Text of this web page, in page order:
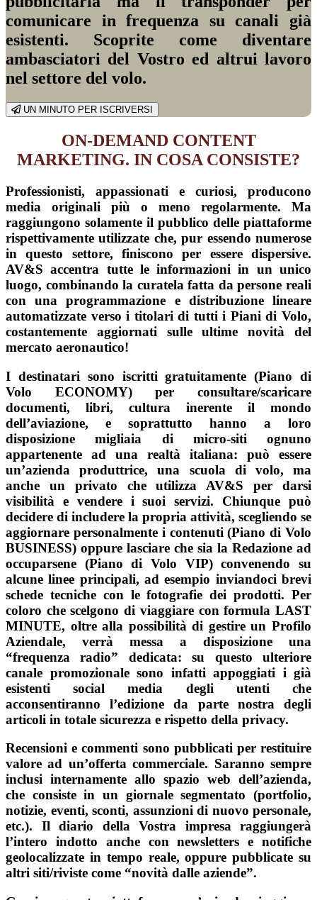
comunicare in frequenza su canali già
esistenti. Scoprite come diventare
ambasciatori del Vostro ed altrui lavoro
nel settore del volo.
UN MINUTO PER ISCRIVERSI
ON-DEMAND CONTENT
MARKETING. IN COSA CONSISTE?
Professionisti, appassionati e curiosi, producono
media originali più o meno regolarmente. Ma
raggiungono solamente il pubblico delle piattaforme
rispettivamente utilizzate che, pur essendo numerose
in questo settore, finiscono per essere dispersive.
AV&S accentra tutte le informazioni in un unico
luogo, combinando la curatela fatta da persone reali
con una programmazione e distribuzione lineare
automatizzate verso i titolari di tutti i Piani di Volo,
costantemente aggiornati sulle ultime novità del
mercato aeronautico!
I destinatari sono iscritti gratuitamente (Piano di
Volo ECONOMY) per consultare/scaricare
documenti, libri, cultura inerente il mondo
dell’aviazione, e soprattutto hanno a loro
disposizione migliaia di micro-siti ognuno
appartenente ad una realtà italiana: può essere
un’azienda produttrice, una scuola di volo, ma
anche un privato che utilizza AV&S per darsi
visibilità e vendere i suoi servizi. Chiunque può
decidere di includere la propria attività, scegliendo se
aggiornare personalmente i contenuti (Piano di Volo
BUSINESS) oppure lasciare che sia la Redazione ad
occuparsene (Piano di Volo VIP) convenendo su
alcune linee principali, ad esempio inviandoci brevi
schede tecniche con le fotografie dei prodotti. Per
coloro che scelgono di viaggiare con formula LAST
MINUTE, oltre alla possibilità di gestire un Profilo
Aziendale, verrà messa a disposizione una
“frequenza radio” dedicata: su questo ulteriore
canale promozionale sono infatti appoggiati i già
esistenti social media degli utenti che
acconsentiranno l’edizione da parte nostra degli
articoli in totale sicurezza e rispetto della privacy.
Recensioni e commenti sono pubblicati per restituire
valore ad un’offerta commerciale. Saranno sempre
inclusi internamente allo spazio web dell’azienda,
che consiste in un giornale segmentato (portfolio,
notizie, eventi, sconti, assunzioni di nuovo personale,
etc.). Il diario della Vostra impresa raggiungerà
l’intero indotto anche con newsletters e notifiche
geolocalizzate in tempo reale, oppure pubblicate su
altri siti/riviste come “novità dalle aziende”.